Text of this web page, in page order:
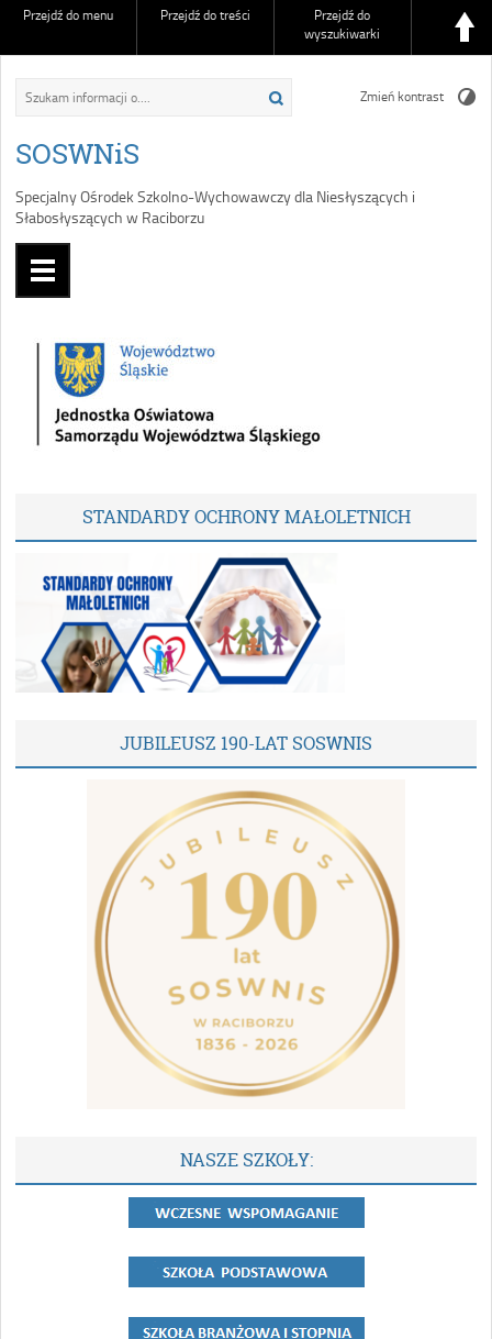
Przejdź do menu Przejdź do treści
Przejdź do
wyszukiwarki
SOSWNiS
Specjalny Ośrodek Szkolno-Wychowawczy dla Niesłyszących i
Słabosłyszących w Raciborzu
Zmień kontrast
STANDARDY OCHRONY MAŁOLETNICH
JUBILEUSZ 190-LAT SOSWNIS
NASZE SZKOŁY: